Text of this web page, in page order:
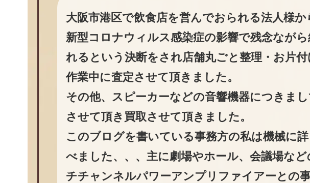
大阪市港区で飲食店を営んでおられる法人様か
新型コロナウィルス感染症の影響で残念なが
れるという決断をされ店舗丸ごと整理・お片
作業中に査定させて頂きました。
その他、スピーカーなどの音響機器につきま
させて頂き買取させて頂きました。
このブログを書いている事務方の私は機械に
べました、、、主に劇場やホール、会議場な
チチャンネルパワーアンプリファイアーとの事